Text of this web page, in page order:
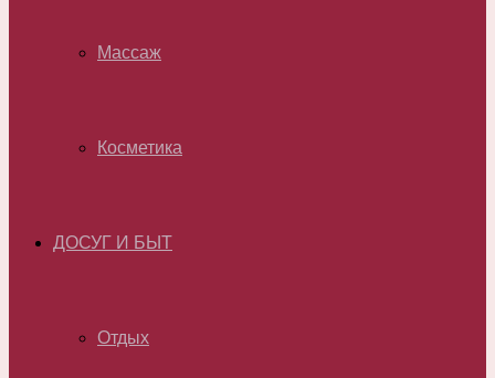
Массаж
Косметика
ДОСУГ И БЫТ
Отдых